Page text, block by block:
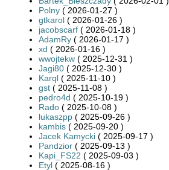
Polny ( 2026-01-27 )
gtkarol ( 2026-01-26 )
jacobscarf ( 2026-01-18 )
AdamRy ( 2026-01-17 )
xd ( 2026-01-16 )
wwojtekw ( 2025-12-31 )
Jagi80 ( 2025-12-30 )
Karql ( 2025-11-10 )
gst ( 2025-11-08 )
pedro4d ( 2025-10-19 )
Rado ( 2025-10-08 )
lukaszpp ( 2025-09-26 )
kambis ( 2025-09-20 )
Jacek Kamycki ( 2025-09-17 )
Pandzior ( 2025-09-13 )
Kapi_FS22 ( 2025-09-03 )
Etyl ( 2025-08-16 )